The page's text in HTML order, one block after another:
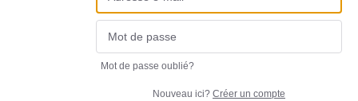
Mot de passe oublié?
Nouveau ici? Créer un compte